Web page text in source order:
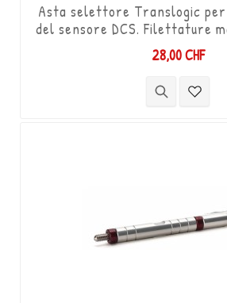
Asta selettore Translogic
del sensore DCS. Filettature maschio-maschio
M6 / 2 filettature destre /
filettature maschio da 9 mm
ciascuna
28,00 CHF